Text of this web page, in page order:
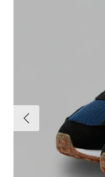
التالي